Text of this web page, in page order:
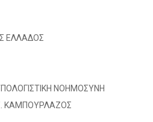
ΕΛΛΑΔΟΣ
ΝΟΗΜΟΣΥΝΗ
ΚΑΜΠΟΥΡΛΑΖΟΣ